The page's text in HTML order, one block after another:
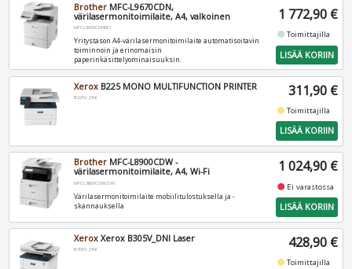
Brother MFC-L9670CDN,
värilasermonitoimilaite, A4, valkoinen
MFCL9670CDNRE1
Yritystason A4-värilasermonitoimilaite automatisoitavin
toiminnoin ja erinomaisin
paperinkäsittelyominaisuuksin.
1 772,90 €
fiber_manual_recordToimittajilla
LISÄÄ KORIIN
Xerox B225 MONO MULTIFUNCTION PRINTER
B225V_DNI 311,90 €
fiber_manual_recordToimittajilla
LISÄÄ KORIIN
Brother MFC-L8900CDW -
värilasermonitoimilaite, A4, Wi-Fi
MFCL8900CDWZW1
Värilasermonitoimilaite mobiilitulostuksella ja -
skannauksella
1 024,90 €
fiber_manual_record Ei varastossa
LISÄÄ KORIIN
Xerox Xerox B305V_DNI Laser
B305V_DNI 428,90 €
fiber_manual_recordToimittajilla